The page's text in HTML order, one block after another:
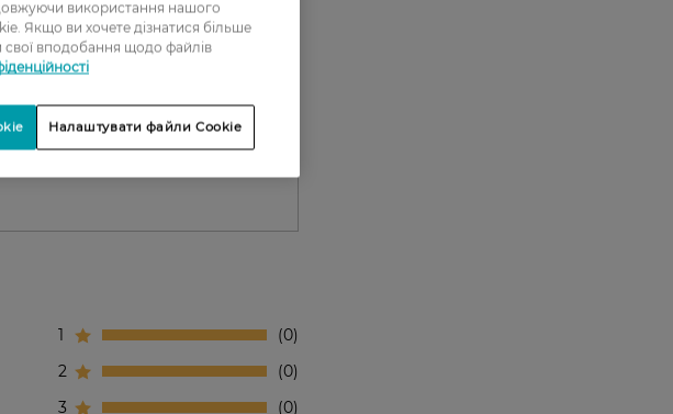
1
0
2
0
3
0
використання нашого
Якщо ви хочете дізнатися більше
свої вподобання щодо файлів
Налаштувати файли Cookie